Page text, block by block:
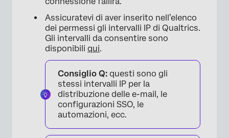
Assicuratevi di aver inserito nell’elenco
dei permessi gli intervalli IP di Qualtrics.
Gli intervalli da consentire sono
disponibili qui.
Consiglio Q: questi sono gli
stessi intervalli IP per la
distribuzione delle e-mail, le
configurazioni SSO, le
automazioni, ecc.